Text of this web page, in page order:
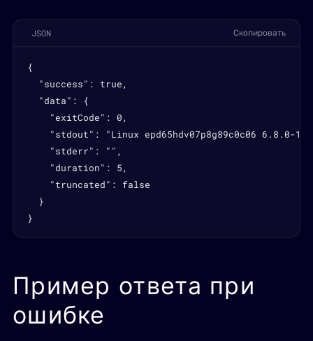
JSON Скопировать
{
  "success": true,
  "data": {
    "exitCode": 0,
"stdout": "Linux epd65hdv07p8g89c0c06 6.8.0-
    "stderr": "",
    "duration": 5,
    "truncated": false
  }
}
Пример ответа при
ошибке